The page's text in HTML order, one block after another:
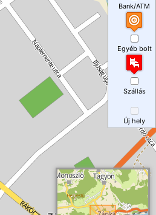
Bank/ATM
Egyéb bolt
Szállás
Új hely